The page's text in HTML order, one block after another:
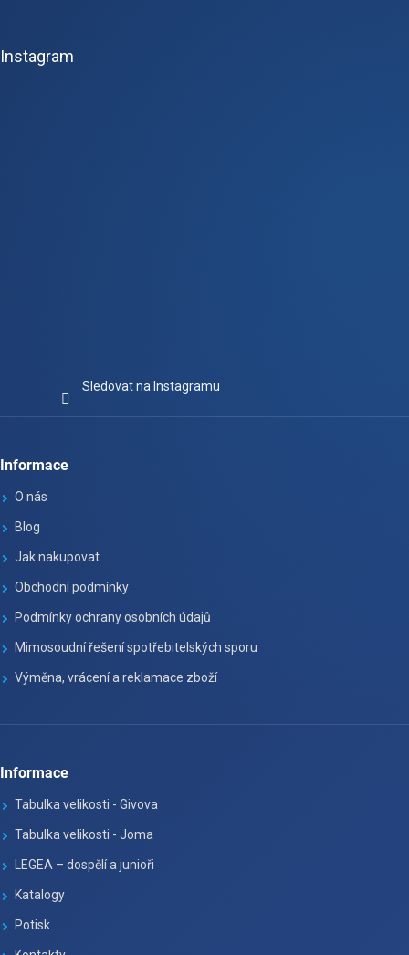
Instagram
Sledovat na Instagramu
Informace
O nás
Blog
Jak nakupovat
Obchodní podmínky
Podmínky ochrany osobních údajů
Mimosoudní řešení spotřebitelských sporu
Výměna, vrácení a reklamace zboží
Informace
Tabulka velikosti - Givova
Tabulka velikosti - Joma
LEGEA – dospělí a junioři
Katalogy
Potisk